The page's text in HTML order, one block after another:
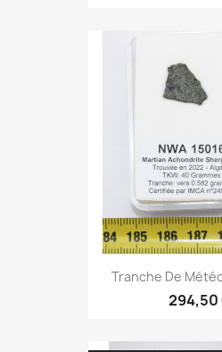
Tranche De
294,50